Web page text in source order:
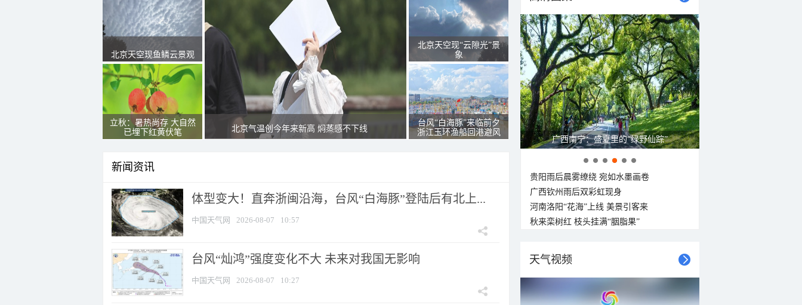
北京天空现鱼鳞云景观
立秋：暑热尚存 大自然
已埋下红黄伏笔
北京气温创今年来新高 焖蒸感不下线
北京天空现“云隙光”景
象
台风“白海豚”来临前夕
浙江玉环渔船回港避风
新闻资讯
体型变大！直奔浙闽沿海，台风“白海豚”登陆后有北上...
中国天气网 2026-08-07 10:57
台风“灿鸿”强度变化不大 未来对我国无影响
中国天气网 2026-08-07 10:27
广西南宁：盛夏里的“绿野仙踪”
贵阳雨后晨雾缭绕 宛如水墨画卷
广西钦州雨后双彩虹现身
河南洛阳“花海”上线 美景引客来
秋来栾树红 枝头挂满“胭脂果”
天气视频